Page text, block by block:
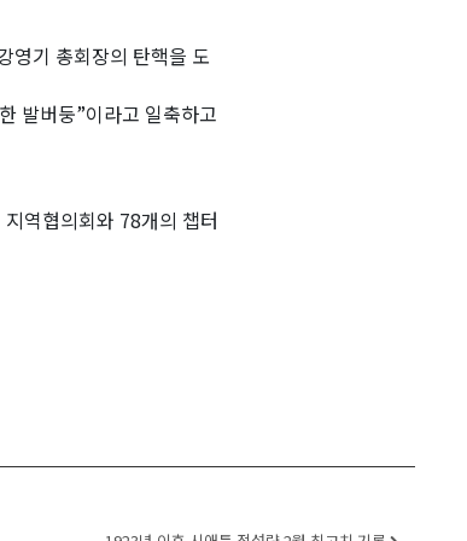
영기 총회장의 탄핵을 도
발버둥”이라고 일축하고
역협의회와 78개의 챕터